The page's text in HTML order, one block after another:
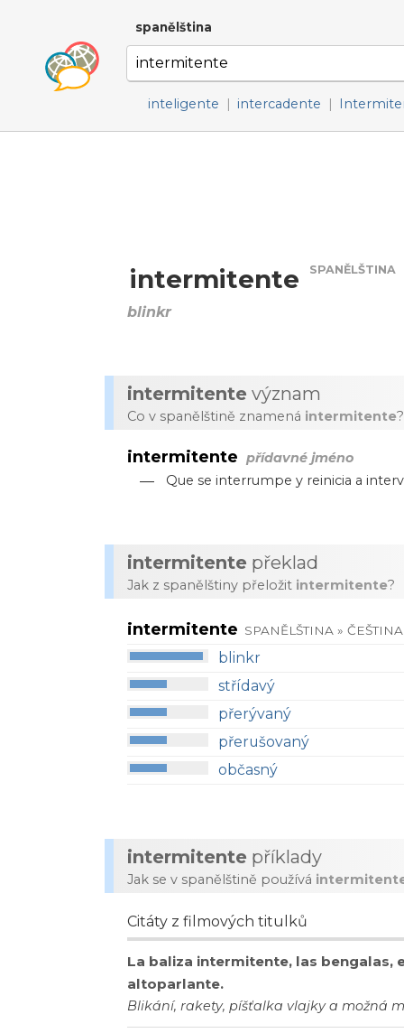
spanělština
inteligente | intercadente |
intermitente SPANĚLŠTINA
blinkr
intermitente význam
Co v spanělštině znamená intermitente?
intermitente přídavné jméno
— Que se interrumpe y reinicia a
intermitente překlad
Jak z spanělštiny přeložit intermitente?
intermitente SPANĚLŠTINA » ČEŠTINA
blinkr
střídavý
přerývaný
přerušovaný
občasný
intermitente příklady
Jak se v spanělštině používá
Citáty z filmových titulků
La baliza intermitente, las bengalas,
altoparlante.
Blikání, rakety, píšťalka vlajky a možná